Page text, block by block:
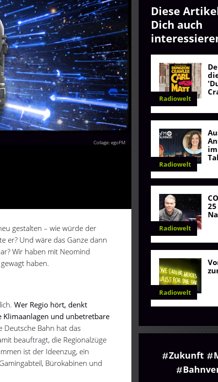
Collage: egoFM
gestalten – wie würde der
er? Und wäre das Ganze dann
Wir haben mit Neomind
haben.
Wer Regio hört, denkt
Klimaanlagen und unbetretbare
Deutsche Bahn hat das
beauftragt, die Regionalzüge
ist der Ideenzug, ein
Bürokabinen und
Diese
Dich auch
Radiowelt
Radiowelt
Radiowelt
Radiowelt
Zukunft